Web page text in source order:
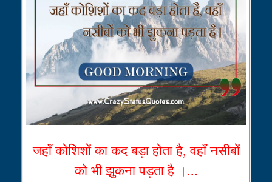
जहाँ कोशिशों का कद बड़ा होता है, वहाँ नसीबों
को भी झुकना पड़ता है ।...